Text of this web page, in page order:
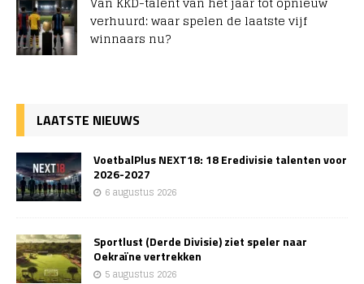
verhuurd: waar spelen de laatste vijf
winnaars nu?
LAATSTE NIEUWS
VoetbalPlus NEXT18: 18 Eredivisie talenten voor
2026-2027
6 augustus 2026
Sportlust (Derde Divisie) ziet speler naar
Oekraïne vertrekken
5 augustus 2026